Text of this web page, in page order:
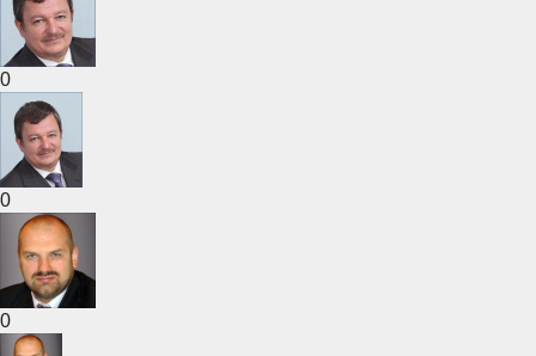
0
0
0